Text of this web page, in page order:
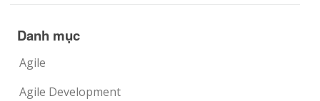
Danh mục
Agile
Agile Development